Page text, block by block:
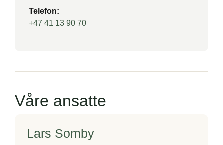
Telefon:
+47 41 13 90 70
Våre ansatte
Lars Somby